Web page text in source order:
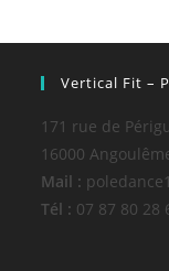
Vertical Fit –
171 rue de
16000
Mail :
Tél : 07 87 80 28